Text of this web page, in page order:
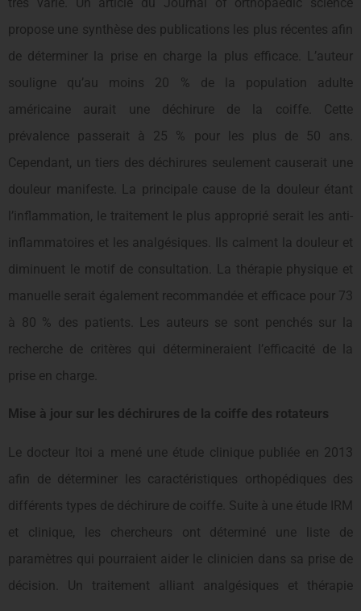
propose une synthèse des publications les plus récentes afin
de déterminer la prise en charge la plus efficace. L’auteur
souligne qu’au moins 20 % de la population adulte
américaine aurait une déchirure de la coiffe. Cette
prévalence passerait à 25 % pour les plus de 50 ans.
Cependant, un tiers des déchirures seulement causerait une
douleur manifeste. La principale cause de la douleur étant
l’inflammation, le traitement le plus approprié serait les anti-
inflammatoires et les analgésiques. Ils calment la douleur et
diminuent le motif de consultation. La thérapie physique et
manuelle serait également recommandée et efficace pour 73
à 80 % des patients. Les auteurs se sont penchés sur la
recherche de critères qui détermineraient l’efficacité de la
prise en charge.
Mise à jour sur les déchirures de la coiffe des rotateurs
Le docteur Itoi a mené une étude clinique publiée en 2013
afin de déterminer les caractéristiques orthopédiques des
différents types de déchirure de coiffe. Suite à une étude IRM
et clinique, les chercheurs ont déterminé une liste de
paramètres qui pourraient aider le clinicien dans sa prise de
décision.
Un traitement alliant analgésiques et thérapie